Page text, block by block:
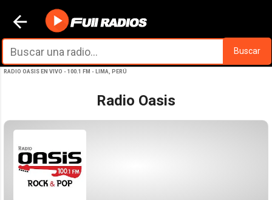
Ir al contenido principal
Buscar
RADIO OASIS EN VIVO - 100.1 FM - LIMA, PERÚ
Radio Oasis